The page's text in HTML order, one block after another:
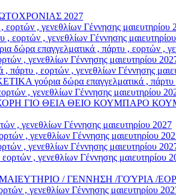
2027
, γενεθλίων Γέννησης μαιευτηρίου
, γενεθλίων Γέννησης
επαγγελματικά , πάρτυ , εορτών ,
, γενεθλίων Γέννησης μαιευτηρίου
, εορτών , γενεθλίων Γέννησης
δώρα επαγγελματικά , πάρτυ ,
, γενεθλίων Γέννησης μαιευτηρίου
ΓΙΟ ΘΕΙΑ ΘΕΙΟ ΚΟΥΜΠΑΡΟ
, γενεθλίων Γέννησης μαιευτηρίου 2027
, γενεθλίων Γέννησης μαιευτηρίου
, γενεθλίων Γέννησης μαιευτηρίου
, γενεθλίων Γέννησης μαιευτηρίου
/ΜΑΙΕΥΤΗΡΙΟ / ΓΕΝΝΗΣΗ /ΓΟΎΡΙΑ /
, γενεθλίων Γέννησης μαιευτηρίου